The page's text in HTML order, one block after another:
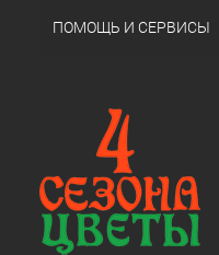
ПОМОЩЬ И СЕРВИСЫ